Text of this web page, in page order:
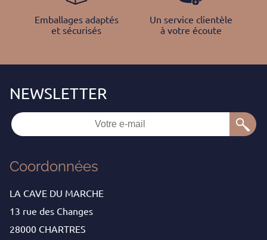
Emballages adaptés
et sécurisés
Un service clientèle
à votre écoute
Coordonnées
LA CAVE DU MARCHE
13 rue des Changes
28000 CHARTRES